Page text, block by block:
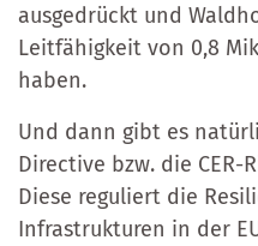
ausgedrückt und
Leitfähigkeit von 0,8
haben.
Und dann gibt es
Directive bzw. die CER-
Diese reguliert die
Infrastrukturen in der